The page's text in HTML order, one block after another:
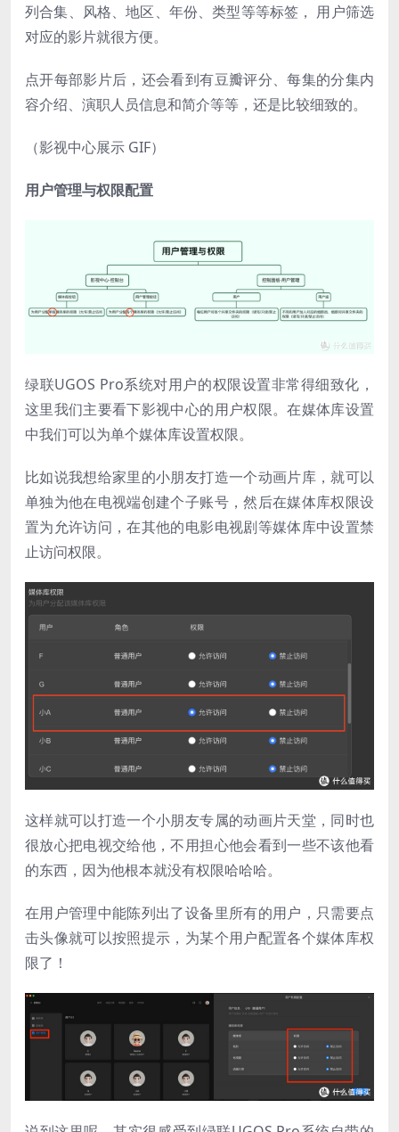
列合集、风格、地区、年份、类型等等标签， 用户筛选
对应的影片就很方便。
点开每部影片后，还会看到有豆瓣评分、每集的分集内
容介绍、演职人员信息和简介等等，还是比较细致的。
（影视中心展示 GIF）
用户管理与权限配置
绿联UGOS Pro系统对用户的权限设置非常得细致化，
这里我们主要看下影视中心的用户权限。在媒体库设置
中我们可以为单个媒体库设置权限。
比如说我想给家里的小朋友打造一个动画片库，就可以
单独为他在电视端创建个子账号，然后在媒体库权限设
置为允许访问，在其他的电影电视剧等媒体库中设置禁
止访问权限。
这样就可以打造一个小朋友专属的动画片天堂，同时也
很放心把电视交给他，不用担心他会看到一些不该他看
的东西，因为他根本就没有权限哈哈哈。
在用户管理中能陈列出了设备里所有的用户，只需要点
击头像就可以按照提示，为某个用户配置各个媒体库权
限了！